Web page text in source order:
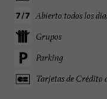
Abierto todos los
Grupos
Parking
Tarjetas de Crédito